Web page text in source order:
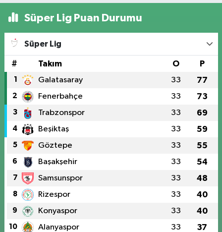
Süper Lig Puan Durumu
Süper Lig
# Takım O P
1 Galatasaray 33 77
2 Fenerbahçe 33 73
3 Trabzonspor 33 69
4 Beşiktaş 33 59
5 Göztepe 33 55
6 Başakşehir 33 54
7 Samsunspor 33 48
8 Rizespor 33 40
9 Konyaspor 33 40
10 Alanyaspor 33 37